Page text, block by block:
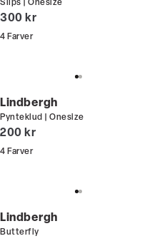
Slips | Onesize
I alt (inkl. rabat)
300 kr
4 Farver
Lindbergh
Pynteklud | Onesize
I alt (inkl. rabat)
200 kr
4 Farver
Lindbergh
Butterfly